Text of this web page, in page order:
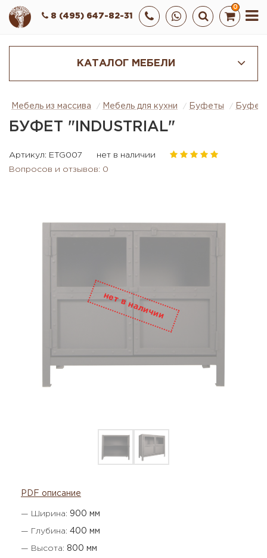
0
8 (495) 647-82-31
КАТАЛОГ МЕБЕЛИ
Мебель из массива Мебель для кухни Буфеты Буфет
БУФЕТ "INDUSTRIAL"
Артикул: ETG007
нет в наличии
Вопросов и отзывов: 0
PDF описание
— Ширина: 900 мм
— Глубина: 400 мм
— Высота: 800 мм